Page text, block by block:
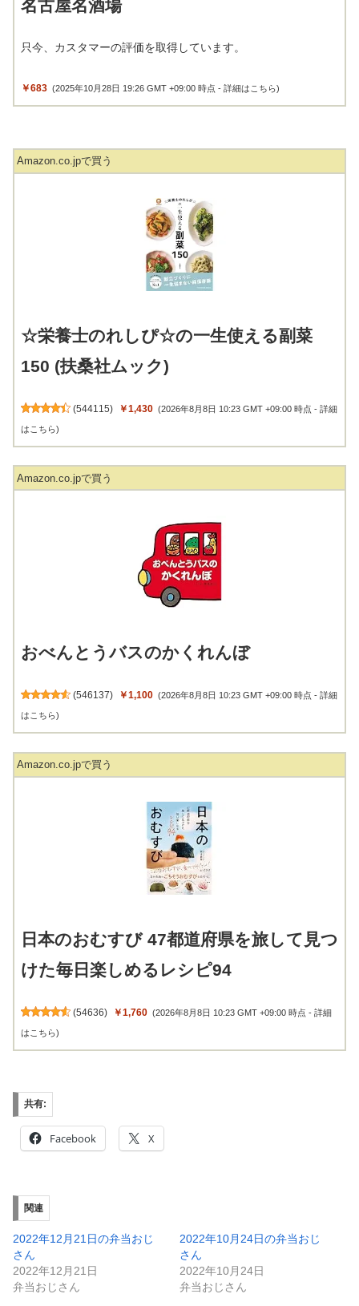
名古屋名酒場
只今、カスタマーの評価を取得しています。
￥683 (2025年10月28日 19:26 GMT +09:00 時点 -詳細はこちら)
Amazon.co.jpで買う
☆栄養士のれしぴ☆の一生使える副菜
150 (扶桑社ムック)
(544115) ￥1,430 (2026年8月8日 10:23 GMT +09:00 時点 -詳細
はこちら)
Amazon.co.jpで買う
おべんとうバスのかくれんぼ
(546137) ￥1,100 (2026年8月8日 10:23 GMT +09:00 時点 -詳細
はこちら)
Amazon.co.jpで買う
日本のおむすび 47都道府県を旅して見つ
けた毎日楽しめるレシピ94
(54636) ￥1,760 (2026年8月8日 10:23 GMT +09:00 時点 -詳細
はこちら)
共有:
Facebook X
関連
2022年12月21日の弁当おじ
さん
2022年12月21日
弁当おじさん
2022年10月24日の弁当おじ
さん
2022年10月24日
弁当おじさん